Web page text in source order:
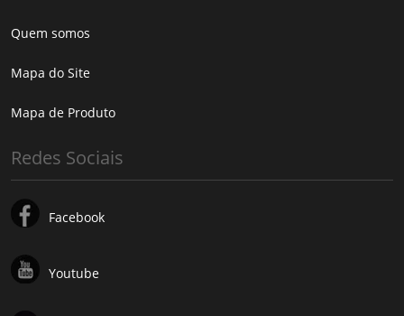
Quem somos
Mapa do Site
Mapa de Produto
Redes Sociais
Facebook
Youtube